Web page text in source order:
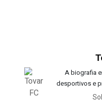
A biografia
desportivos e